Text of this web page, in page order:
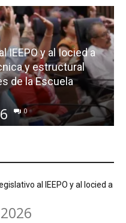
IEEPO y al Iocied a
y estructural
de la Escuela
0
al IEEPO y al Iocied a